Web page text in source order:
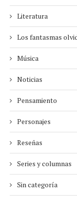
Literatura
Los fantasmas
Música
Noticias
Pensamiento
Personajes
Reseñas
Series y columnas
Sin categoría